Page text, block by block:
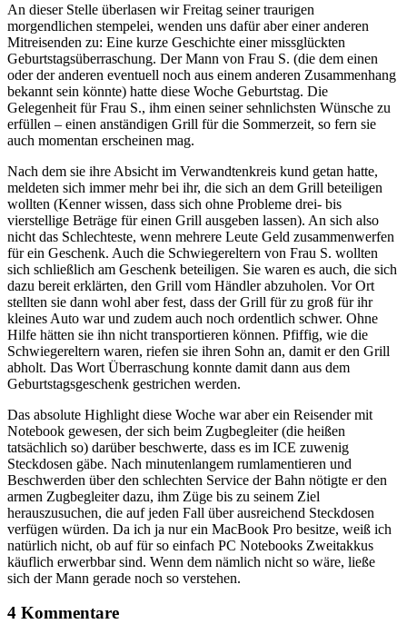
An dieser Stelle überlasen wir Freitag seiner traurigen
morgendlichen stempelei, wenden uns dafür aber einer anderen
Mitreisenden zu: Eine kurze Geschichte einer missglückten
Geburtstagsüberraschung. Der Mann von Frau S. (die dem einen
oder der anderen eventuell noch aus einem anderen Zusammenhang
bekannt sein könnte) hatte diese Woche Geburtstag. Die
Gelegenheit für Frau S., ihm einen seiner sehnlichsten Wünsche zu
erfüllen – einen anständigen Grill für die Sommerzeit, so fern sie
auch momentan erscheinen mag.
Nach dem sie ihre Absicht im Verwandtenkreis kund getan hatte,
meldeten sich immer mehr bei ihr, die sich an dem Grill beteiligen
wollten (Kenner wissen, dass sich ohne Probleme drei- bis
vierstellige Beträge für einen Grill ausgeben lassen). An sich also
nicht das Schlechteste, wenn mehrere Leute Geld zusammenwerfen
für ein Geschenk. Auch die Schwiegereltern von Frau S. wollten
sich schließlich am Geschenk beteiligen. Sie waren es auch, die sich
dazu bereit erklärten, den Grill vom Händler abzuholen. Vor Ort
stellten sie dann wohl aber fest, dass der Grill für zu groß für ihr
kleines Auto war und zudem auch noch ordentlich schwer. Ohne
Hilfe hätten sie ihn nicht transportieren können. Pfiffig, wie die
Schwiegereltern waren, riefen sie ihren Sohn an, damit er den Grill
abholt. Das Wort Überraschung konnte damit dann aus dem
Geburtstagsgeschenk gestrichen werden.
Das absolute Highlight diese Woche war aber ein Reisender mit
Notebook gewesen, der sich beim Zugbegleiter (die heißen
tatsächlich so) darüber beschwerte, dass es im ICE zuwenig
Steckdosen gäbe. Nach minutenlangem rumlamentieren und
Beschwerden über den schlechten Service der Bahn nötigte er den
armen Zugbegleiter dazu, ihm Züge bis zu seinem Ziel
herauszusuchen, die auf jeden Fall über ausreichend Steckdosen
verfügen würden. Da ich ja nur ein MacBook Pro besitze, weiß ich
natürlich nicht, ob auf für so einfach PC Notebooks Zweitakkus
käuflich erwerbbar sind. Wenn dem nämlich nicht so wäre, ließe
sich der Mann gerade noch so verstehen.
4 Kommentare